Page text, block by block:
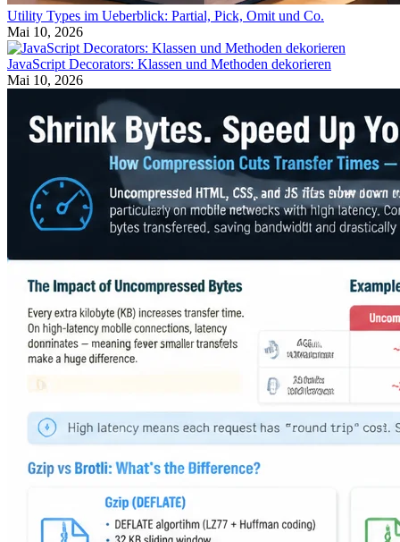
Utility Types im Ueberblick: Partial, Pick, Omit und Co.
Mai 10, 2026
JavaScript Decorators: Klassen und Methoden dekorieren
Mai 10, 2026